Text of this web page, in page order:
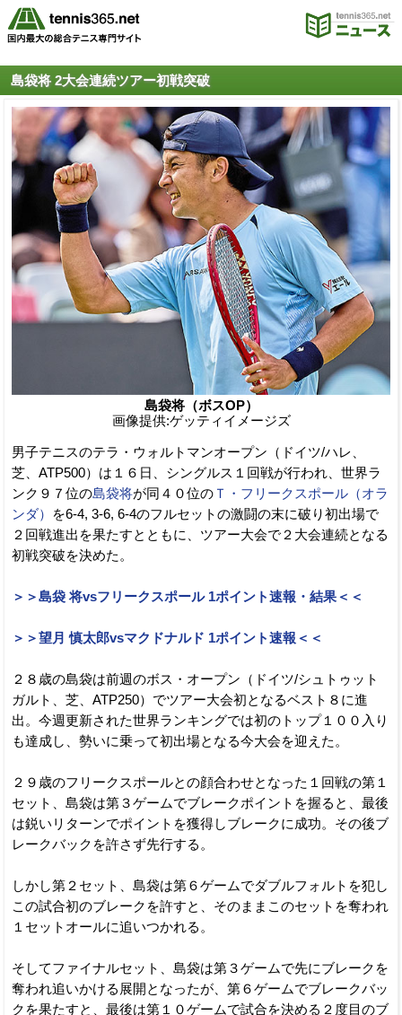
島袋将 2大会連続ツアー初戦突破
島袋将（ボスOP）
画像提供:ゲッティイメージズ
男子テニスのテラ・ウォルトマンオープン（ドイツ/ハレ、
芝、ATP500）は１６日、シングルス１回戦が行われ、世界ラ
ンク９７位の島袋将が同４０位の Ｔ・フリークスポール（オラ
ンダ）
を6-4, 3-6, 6-4のフルセットの激闘の末に破り初出場で
２回戦進出を果たすとともに、ツアー大会で２大会連続となる
初戦突破を決めた。
＞＞島袋 将vsフリークスポール 1ポイント速報・結果＜＜
＞＞望月 慎太郎vsマクドナルド 1ポイント速報＜＜
２８歳の島袋は前週のボス・オープン（ドイツ/シュトゥット
ガルト、芝、ATP250）でツアー大会初となるベスト８に進
出。今週更新された世界ランキングでは初のトップ１００入り
も達成し、勢いに乗って初出場となる今大会を迎えた。
２９歳のフリークスポールとの顔合わせとなった１回戦の第１
セット、島袋は第３ゲームでブレークポイントを握ると、最後
は鋭いリターンでポイントを獲得しブレークに成功。その後ブ
レークバックを許さず先行する。
しかし第２セット、島袋は第６ゲームでダブルフォルトを犯し
この試合初のブレークを許すと、そのままこのセットを奪われ
１セットオールに追いつかれる。
そしてファイナルセット、島袋は第３ゲームで先にブレークを
奪われ追いかける展開となったが、第６ゲームでブレークバッ
クを果たすと、最後は第１０ゲームで試合を決める２度目のブ